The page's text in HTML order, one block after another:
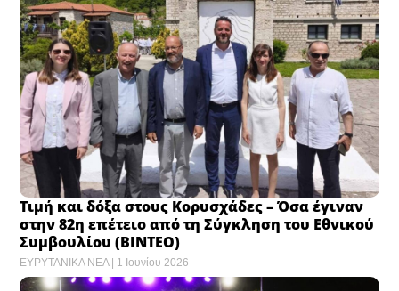
Τιμή και δόξα στους Κορυσχάδες – Όσα έγιναν
στην 82η επέτειο από τη Σύγκληση του Εθνικού
Συμβουλίου (ΒΙΝΤΕΟ)
ΕΥΡΥΤΑΝΙΚΑ ΝΕΑ 1 Ιουνίου 2026